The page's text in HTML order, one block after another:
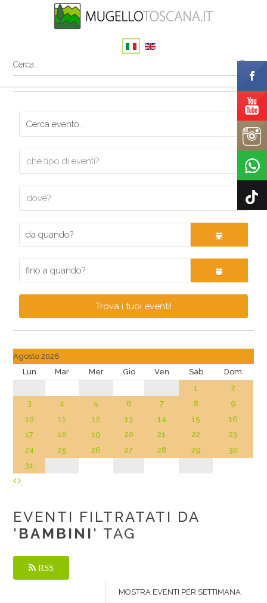
Trova i tuoi eventi!
Agosto 2026
Lun
Mar Mer Gio Ven Sab
Dom
1
2
3
4 5 6 7 8
9
10
11 12 13 14 15
16
17
18 19 20 21 22
23
24
25 26 27 28 29
30
31
EVENTI FILTRATATI DA
' BAMBINI ' TAG
RSS
MOSTRA EVENTI PER SETTIMANA